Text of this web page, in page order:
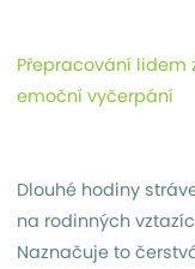
Přepracování lidem
emoční vyčerpání
Dlouhé hodiny
na rodinných
Naznačuje to